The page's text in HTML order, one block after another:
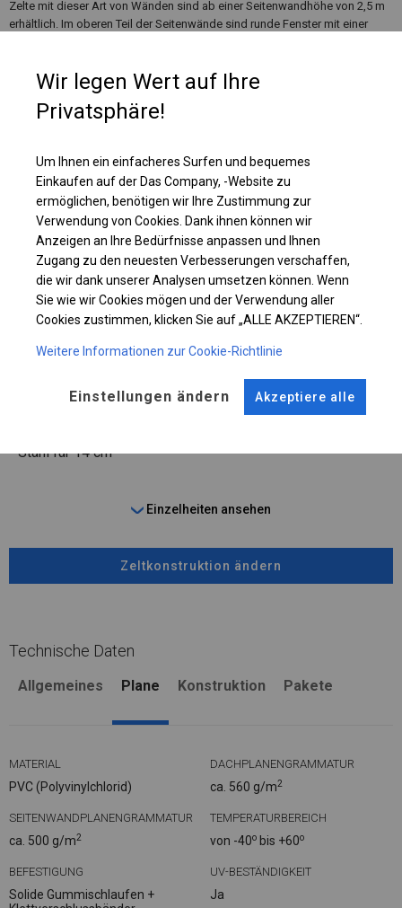
Zelte mit dieser Art von Wänden sind ab einer Seitenwandhöhe von 2,5 m
erhältlich. Im oberen Teil der Seitenwände sind runde Fenster mit einer
Einzelheiten ansehen
Plane ändern
KONSTRUKTION
WINTER
ROHRE
Stahl ca.fi 50 mm
ANSCHLÜSSE
Stahl ca.fi 54 mm
Stahlfür 14 cm
Einzelheiten ansehen
Zeltkonstruktion ändern
Technische Daten
Allgemeines Plane Konstruktion Pakete
MATERIAL
PVC (Polyvinylchlorid)
DACHPLANENGRAMMATUR
ca. 560 g/m2
SEITENWANDPLANENGRAMMATUR
ca. 500 g/m2
TEMPERATURBEREICH
von -40o bis +60o
BEFESTIGUNG
Solide Gummischlaufen +
UV-BESTÄNDIGKEIT
Ja
Wir legen Wert auf Ihre
Privatsphäre!
Um Ihnen ein einfacheres Surfen und bequemes
Einkaufen auf der Das Company, -Website zu
ermöglichen, benötigen wir Ihre Zustimmung zur
Verwendung von Cookies. Dank ihnen können wir
Anzeigen an Ihre Bedürfnisse anpassen und Ihnen
Zugang zu den neuesten Verbesserungen verschaffen,
die wir dank unserer Analysen umsetzen können. Wenn
Sie wie wir Cookies mögen und der Verwendung aller
Cookies zustimmen, klicken Sie auf „ALLE AKZEPTIEREN“.
Weitere Informationen zur Cookie-Richtlinie
Einstellungen ändern Akzeptiere alle